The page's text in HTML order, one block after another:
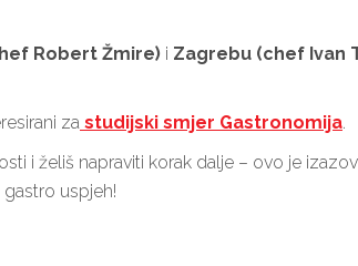
Robert Žmire) i Zagrebu (chef Ivan
za studijski smjer Gastronomija.
i želiš napraviti korak dalje – ovo je
uspjeh!